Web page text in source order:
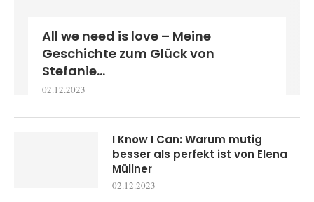
All we need is love – Meine
Geschichte zum Glück von
Stefanie...
02.12.2023
I Know I Can: Warum mutig
besser als perfekt ist von Elena
Müllner
02.12.2023